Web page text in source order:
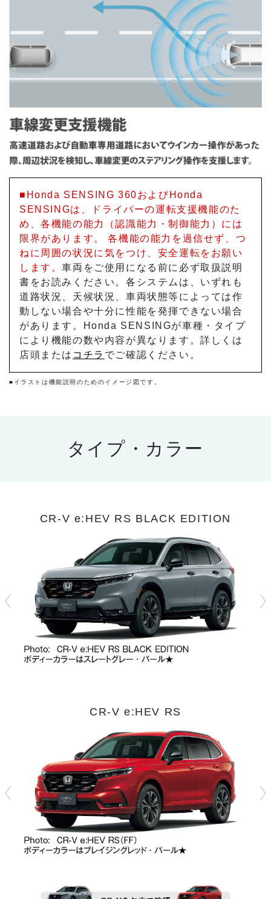
■Honda SENSING 360およびHonda
SENSINGは、ドライバーの運転支援機能のた
め、各機能の能力（認識能力・制御能力）には
限界があります。 各機能の能力を過信せず、つ
ねに周囲の状況に気をつけ、安全運転をお願い
します。車両をご使用になる前に必ず取扱説明
書をお読みください。各システムは、いずれも
道路状況、天候状況、車両状態等によっては作
動しない場合や十分に性能を発揮できない場合
があります。Honda SENSINGが車種・タイプ
により機能の数や内容が異なります。詳しくは
店頭または コチラ でご確認ください。
■イラストは機能説明のためのイメージ図です。
タイプ・カラー
CR-V e:HEV RS BLACK EDITION
CR-V e:HEV RS